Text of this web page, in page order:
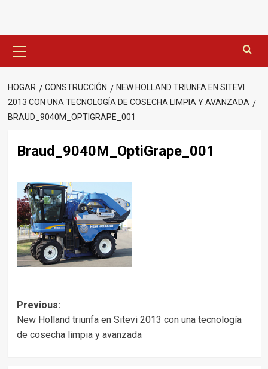
principal
HOGAR CONSTRUCCIÓN
NEW HOLLAND TRIUNFA EN SITEVI
2013 CON UNA TECNOLOGÍA DE COSECHA LIMPIA Y AVANZADA
BRAUD_9040M_OPTIGRAPE_001
Braud_9040M_OptiGrape_001
Post
navigation
Previous:
New Holland triunfa en Sitevi 2013 con una tecnología
de cosecha limpia y avanzada